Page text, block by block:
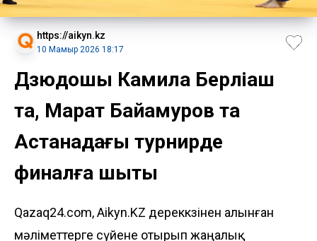
https://aikyn.kz
10 Мамыр 2026 18:17
Дзюдошы Камила Берліқаш
та, Марат Байқамуров та
Астанадағы турнирде
финалға шықты
Qazaq24.com, Aikyn.KZ дереккөзінен алынған
мәліметтерге сүйене отырып жаңалық